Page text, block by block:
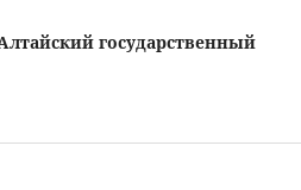
государственный